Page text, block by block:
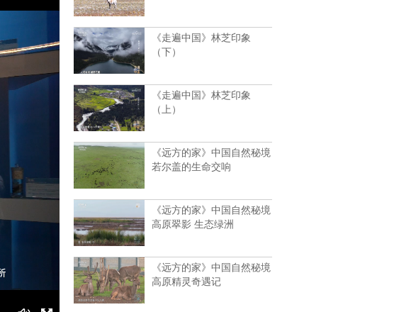
《走遍中国》林芝印象
（下）
《走遍中国》林芝印象
（上）
《远方的家》中国自然秘境
若尔盖的生命交响
《远方的家》中国自然秘境
高原翠影 生态绿洲
《远方的家》中国自然秘境
高原精灵奇遇记